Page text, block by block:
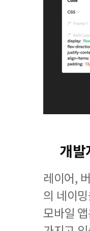
개발
레이어,
의 네이
모바일